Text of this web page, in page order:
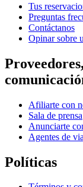
Tus
Preguntas
Contáctanos
Opinar sobre
Afiliarte con
Sala de prensa
Anunciarte
Agentes de
Políticas